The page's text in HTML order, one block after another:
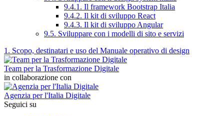
9.4.1. Il framework Bootstrap Italia
9.4.2. Il kit di sviluppo React
9.4.3. Il kit di sviluppo Angular
9.5. Sviluppare con i modelli di sito e servizi
1. Scopo, destinatari e uso del Manuale operativo di design
Team per la Trasformazione Digitale
in collaborazione con
Agenzia per l'Italia Digitale
Seguici su